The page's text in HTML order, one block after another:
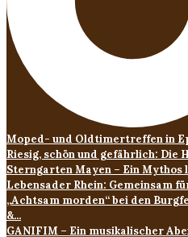
Moped- und Oldtimertreffen in
Riesig, schön und gefährlich: Die
Sterngarten Mayen – Ein Mythos
Lebensader Rhein: Gemeinsam
„Achtsam morden“ bei den
&...
GANIFIM – Ein musikalischer